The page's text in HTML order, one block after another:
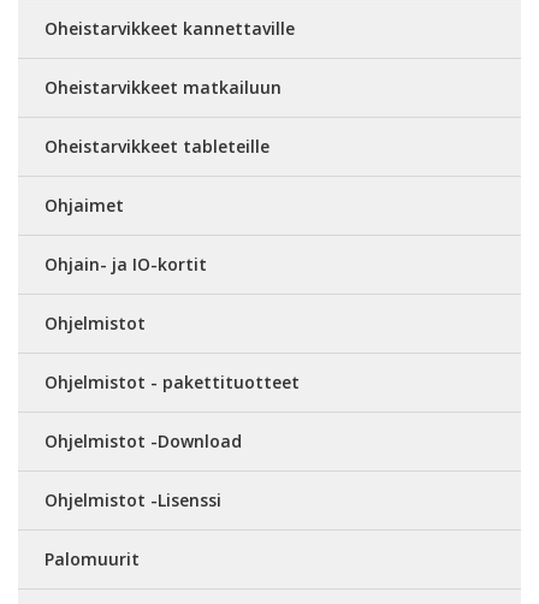
Oheistarvikkeet kannettaville
Oheistarvikkeet matkailuun
Oheistarvikkeet tableteille
Ohjaimet
Ohjain- ja IO-kortit
Ohjelmistot
Ohjelmistot - pakettituotteet
Ohjelmistot -Download
Ohjelmistot -Lisenssi
Palomuurit